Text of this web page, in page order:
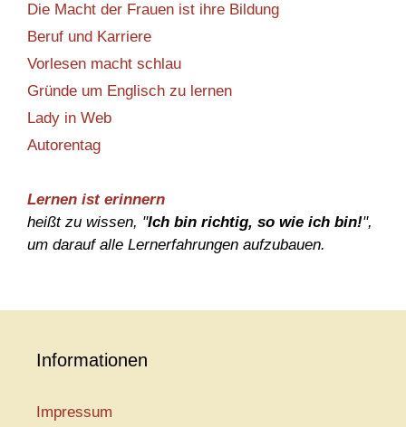
Die Macht der Frauen ist ihre Bildung
Beruf und Karriere
Vorlesen macht schlau
Gründe um Englisch zu lernen
Lady in Web
Autorentag
Lernen ist erinnern
heißt zu wissen, "Ich bin richtig, so wie ich bin!",
um darauf alle Lernerfahrungen aufzubauen.
Informationen
Impressum